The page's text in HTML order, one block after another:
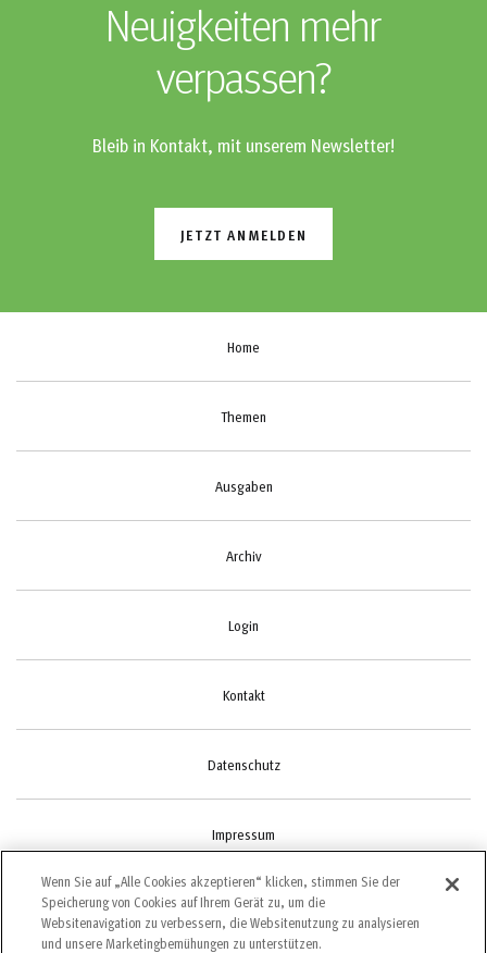
Neuigkeiten mehr
verpassen?
Bleib in Kontakt, mit unserem Newsletter!
JETZT ANMELDEN
Home
Themen
Ausgaben
Archiv
Login
Kontakt
Datenschutz
Impressum
Cookie-Einstellungen
Wenn Sie auf „Alle Cookies akzeptieren“ klicken, stimmen Sie der
Speicherung von Cookies auf Ihrem Gerät zu, um die
Websitenavigation zu verbessern, die Websitenutzung zu analysieren
und unsere Marketingbemühungen zu unterstützen.